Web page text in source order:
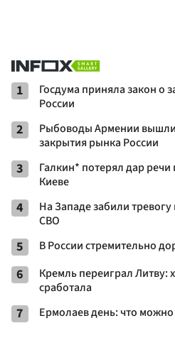
1
Госдума приняла закон о
России
2
Рыбоводы Армении вышли
закрытия рынка России
3
Галкин* потерял дар речи
Киеве
4
На Западе забили
СВО
5 В России стремительно
6
Кремль переиграл Литву:
сработала
7 Ермолаев день: что можно